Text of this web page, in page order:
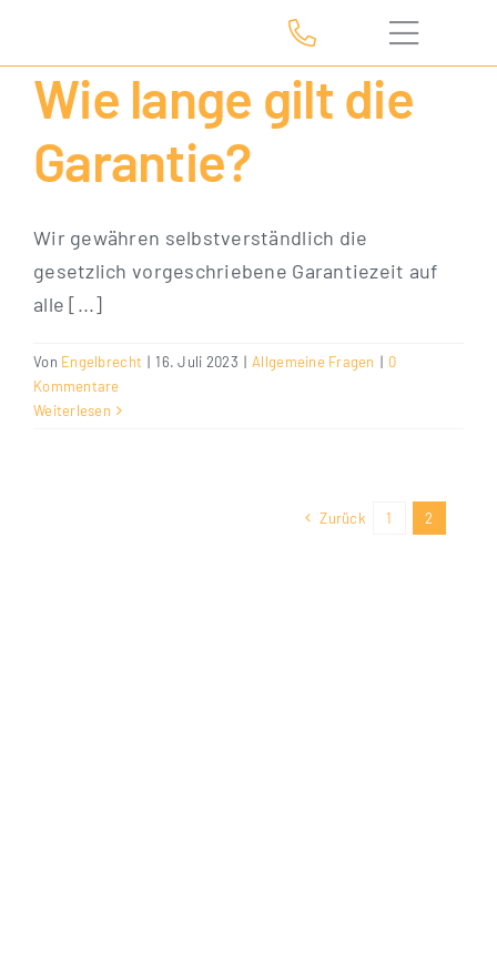
springen
Wie lange gilt die
Garantie?
Wir gewähren selbstverständlich die
gesetzlich vorgeschriebene Garantiezeit auf
alle [...]
Von Engelbrecht | 16. Juli 2023 | Allgemeine Fragen | 0
Kommentare
Weiterlesen
Zurück 1 2